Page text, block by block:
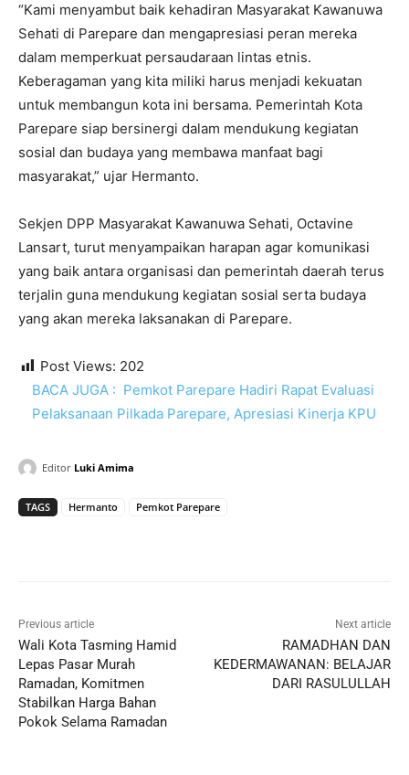
“Kami menyambut baik kehadiran Masyarakat Kawanuwa
Sehati di Parepare dan mengapresiasi peran mereka
dalam memperkuat persaudaraan lintas etnis.
Keberagaman yang kita miliki harus menjadi kekuatan
untuk membangun kota ini bersama. Pemerintah Kota
Parepare siap bersinergi dalam mendukung kegiatan
sosial dan budaya yang membawa manfaat bagi
masyarakat,” ujar Hermanto.
Sekjen DPP Masyarakat Kawanuwa Sehati, Octavine
Lansart, turut menyampaikan harapan agar komunikasi
yang baik antara organisasi dan pemerintah daerah terus
terjalin guna mendukung kegiatan sosial serta budaya
yang akan mereka laksanakan di Parepare.
Post Views: 202
BACA JUGA : Pemkot Parepare Hadiri Rapat Evaluasi
Pelaksanaan Pilkada Parepare, Apresiasi Kinerja KPU
Editor Luki Amima
TAGS Hermanto Pemkot Parepare
Previous article
Wali Kota Tasming Hamid
Lepas Pasar Murah
Ramadan, Komitmen
Stabilkan Harga Bahan
Pokok Selama Ramadan
Next article
RAMADHAN DAN
KEDERMAWANAN: BELAJAR
DARI RASULULLAH